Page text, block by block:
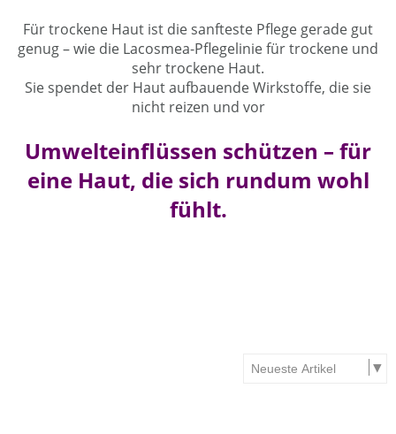
Für trockene Haut ist die sanfteste Pflege gerade gut
genug – wie die Lacosmea-Pflegelinie für trockene und
sehr trockene Haut.
Sie spendet der Haut aufbauende Wirkstoffe, die sie
nicht reizen und vor
Umwelteinflüssen schützen – für
eine Haut, die sich rundum wohl
fühlt.